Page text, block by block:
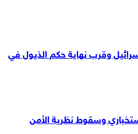
وقرب نهاية حكم الذيول في
وسقوط نظرية الأمن